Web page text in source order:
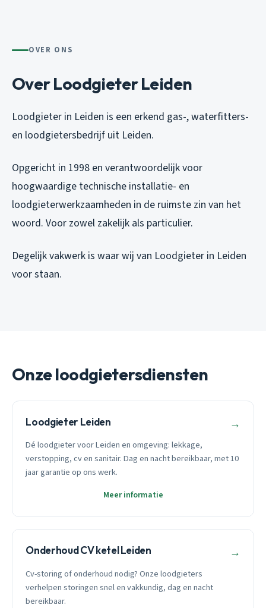
OVER ONS
Over Loodgieter Leiden
Loodgieter in Leiden is een erkend gas-, waterfitters-
en loodgietersbedrijf uit Leiden.
Opgericht in 1998 en verantwoordelijk voor
hoogwaardige technische installatie- en
loodgieterwerkzaamheden in de ruimste zin van het
woord. Voor zowel zakelijk als particulier.
Degelijk vakwerk is waar wij van Loodgieter in Leiden
voor staan.
Onze loodgietersdiensten
Loodgieter Leiden →
Dé loodgieter voor Leiden en omgeving: lekkage,
verstopping, cv en sanitair. Dag en nacht bereikbaar, met 10
jaar garantie op ons werk.
Meer informatie
Onderhoud CV ketel Leiden →
Cv-storing of onderhoud nodig? Onze loodgieters
verhelpen storingen snel en vakkundig, dag en nacht
bereikbaar.